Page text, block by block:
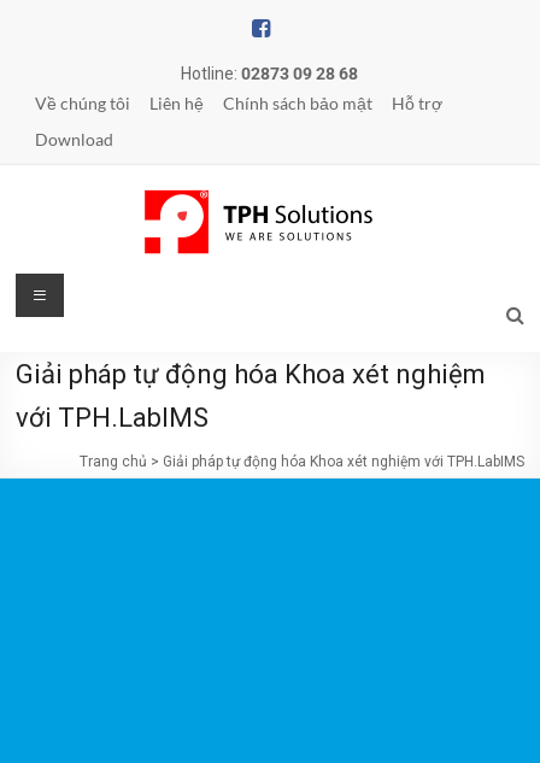
Hotline:02873 09 28 68
Về chúng tôi Liên hệ Chính sách bảo mật
Hỗ trợ
Download
Giải pháp tự động hóa Khoa xét nghiệm
với TPH.LabIMS
Trang chủ > Giải pháp tự động hóa Khoa xét nghiệm với TPH.LabIMS